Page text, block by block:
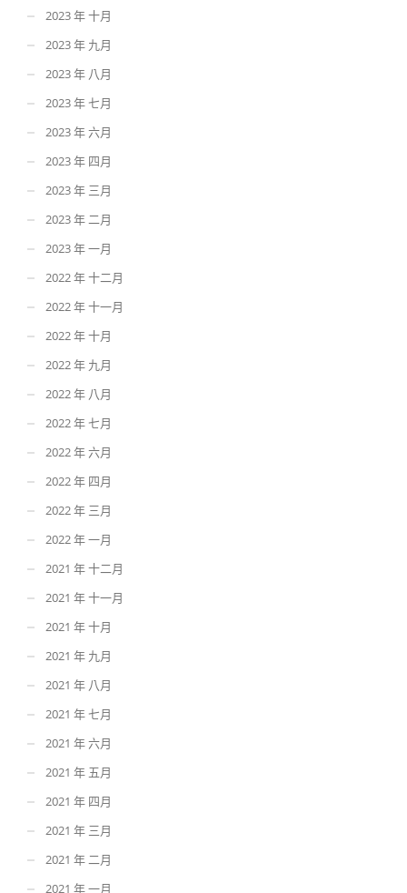
2023 年 十月
2023 年 九月
2023 年 八月
2023 年 七月
2023 年 六月
2023 年 四月
2023 年 三月
2023 年 二月
2023 年 一月
2022 年 十二月
2022 年 十一月
2022 年 十月
2022 年 九月
2022 年 八月
2022 年 七月
2022 年 六月
2022 年 四月
2022 年 三月
2022 年 一月
2021 年 十二月
2021 年 十一月
2021 年 十月
2021 年 九月
2021 年 八月
2021 年 七月
2021 年 六月
2021 年 五月
2021 年 四月
2021 年 三月
2021 年 二月
2021 年 一月